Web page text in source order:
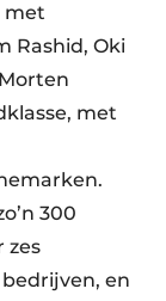
met
Rashid, Oki
met
300
zes
en